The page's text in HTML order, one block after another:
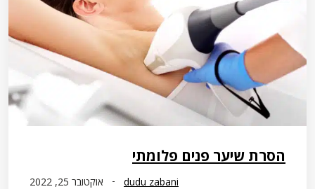
הסרת שיער פנים פלומתי
אוקטובר 25, 2022 dudu zabani